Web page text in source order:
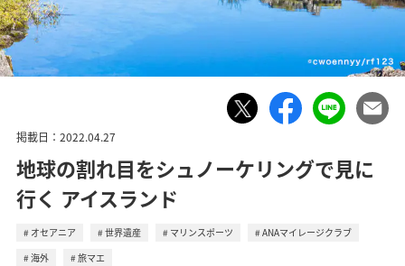
掲載日：2022.04.27
地球の割れ目をシュノーケリングで見に
行く アイスランド
オセアニア 世界遺産 マリンスポーツ
ANAマイレージクラブ
海外
旅マエ